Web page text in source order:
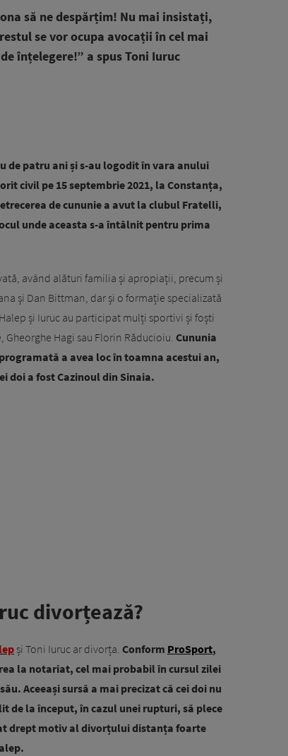
să ne despărțim! Nu mai insistați,
se vor ocupa avocații în cel mai
înțelegere!” a spus Toni Iuruc
de patru ani și s-au logodit în vara anului
civil pe 15 septembrie 2021, la Constanța,
de cununie a avut la clubul Fratelli,
unde aceasta s-a întâlnit pentru prima
având alături familia și apropiații, precum și
și Dan Bittman, dar și o formație specializată
și Iuruc au participat mulți sportivi și foști
Hagi sau Florin Răducioiu. Cununia
a avea loc în toamna acestui an,
doi a fost Cazinoul din Sinaia.
divorțează?
și Toni Iuruc ar divorța. Conform ProSport,
la notariat, cel mai probabil în cursul zilei
Aceeași sursă a mai precizat că cei doi nu
de la început, în cazul unei rupturi, să plece
drept motiv al divorțului distanța foarte